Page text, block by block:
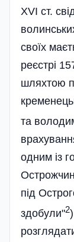
XVI ст.
своїх
реєстрі
шляхтою
та
одним із
під
здобули"2